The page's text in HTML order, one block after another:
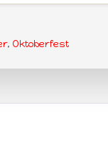
, Oktoberfest